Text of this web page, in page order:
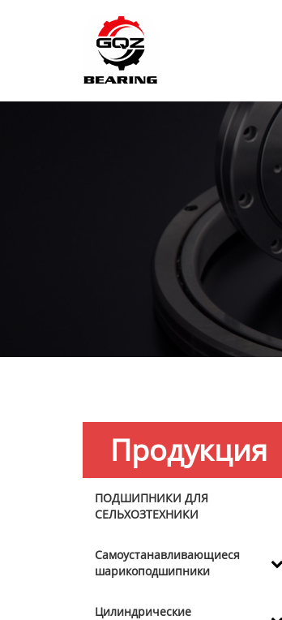
Новости
Продукция
ПОДШИПНИКИ ДЛЯ
СЕЛЬХОЗТЕХНИКИ
Самоустанавливающиеся
шарикоподшипники
Цилиндрические